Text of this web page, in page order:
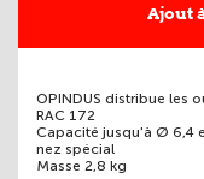
Ajout
OPINDUS distribue les
RAC 172
Capacité jusqu'à Ø 6,4
nez spécial
Masse 2,8 kg